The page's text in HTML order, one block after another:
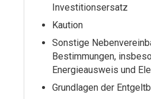
Investitionsersatz
Kaution
Sonstige
Bestimmungen,
Energieausweis und
Grundlagen der